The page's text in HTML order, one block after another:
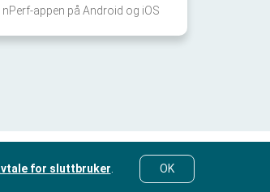
appen på Android og iOS
for sluttbruker OK